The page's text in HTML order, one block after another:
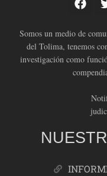
Somos un medio de
del Tolima, tenemos
investigación como